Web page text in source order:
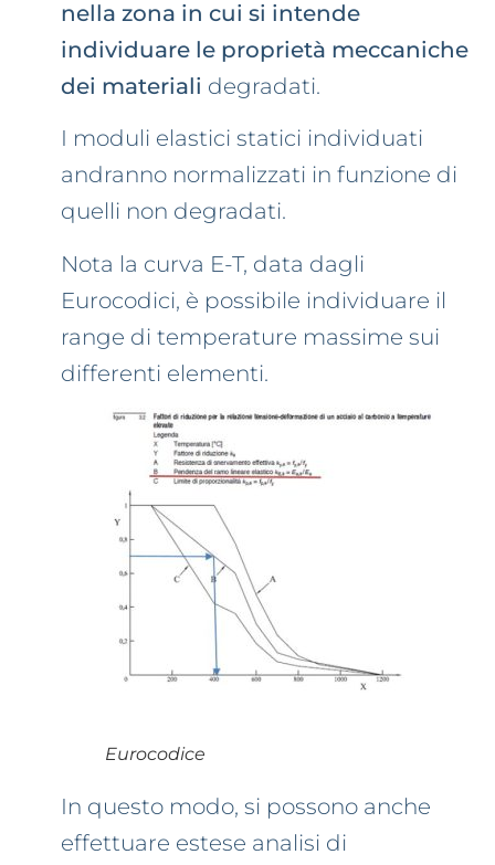
nella zona in cui si intende
individuare le proprietà meccaniche
dei materiali degradati.
I moduli elastici statici individuati
andranno normalizzati in funzione di
quelli non degradati.
Nota la curva E-T, data dagli
Eurocodici, è possibile individuare il
range di temperature massime sui
differenti elementi.
Eurocodice
In questo modo, si possono anche
effettuare estese analisi di